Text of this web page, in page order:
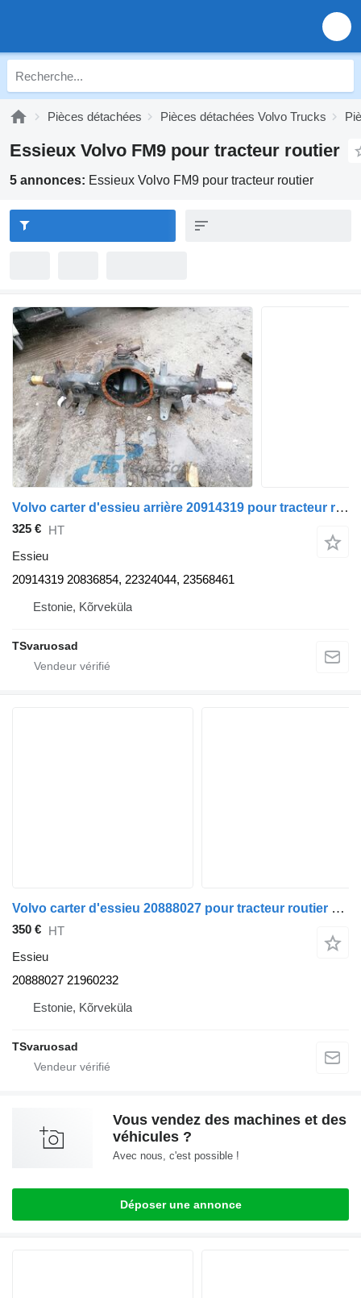
Pièces détachées Pièces détachées Volvo Trucks
Essieux Volvo FM9 pour tracteur routier
5 annonces: Essieux Volvo FM9 pour tracteur routier
Volvo carter d'essieu arrière 20914319 pour tracteur routier Volvo FM9
325 € HT
Essieu
20914319 20836854, 22324044, 23568461
Estonie, Kõrveküla
TSvaruosad
Volvo carter d'essieu 20888027 pour tracteur routier Volvo FM9
350 € HT
Essieu
20888027 21960232
Estonie, Kõrveküla
TSvaruosad
Vous vendez des machines et des
véhicules ?
Avec nous, c'est possible !
Déposer une annonce